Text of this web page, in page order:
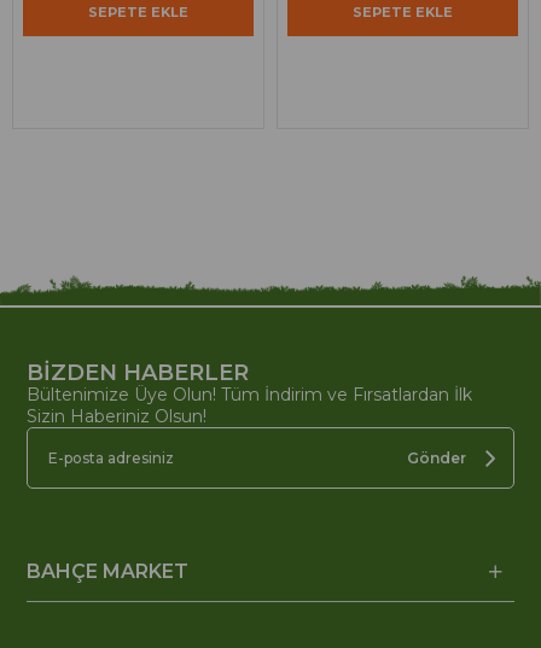
SEPETE EKLE SEPETE EKLE
BİZDEN HABERLER
Bültenimize Üye Olun! Tüm İndirim ve Fırsatlardan İlk
Sizin Haberiniz Olsun!
Gönder
BAHÇE MARKET